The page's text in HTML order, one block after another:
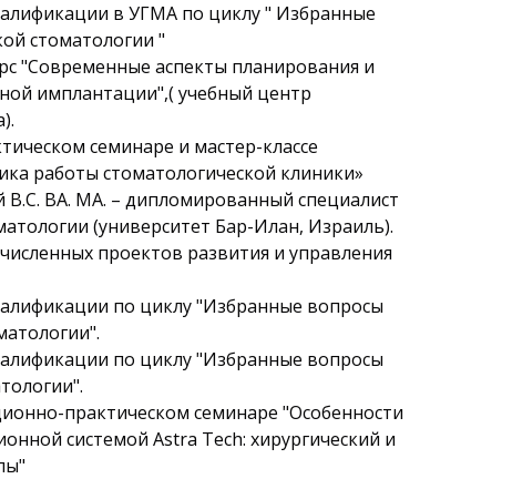
в УГМА по циклу " Избранные
стоматологии "
"Современные аспекты планирования и
имплантации",( учебный центр
семинаре и мастер-классе
работы стоматологической клиники»
BA. MA. – дипломированный специалист
(университет Бар-Илан, Израиль).
проектов развития и управления
по циклу "Избранные вопросы
по циклу "Избранные вопросы
практическом семинаре "Особенности
системой Astra Tech: хирургический и